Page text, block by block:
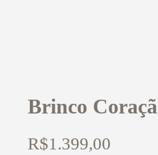
Brinco
R$1.399,00